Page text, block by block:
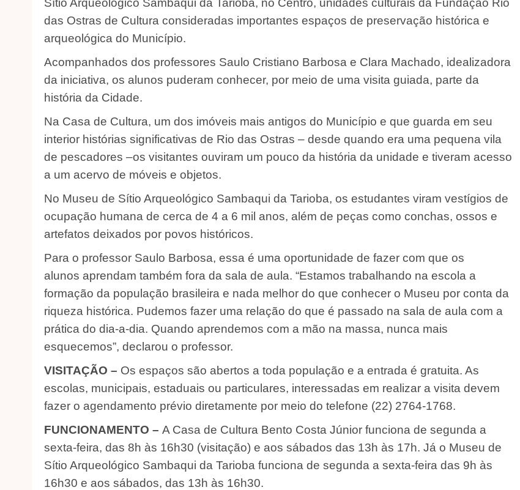
das Ostras de Cultura consideradas importantes espaços de preservação histórica e
arqueológica do Município.
Acompanhados dos professores Saulo Cristiano Barbosa e Clara Machado, idealizadora
da iniciativa, os alunos puderam conhecer, por meio de uma visita guiada, parte da
história da Cidade.
Na Casa de Cultura, um dos imóveis mais antigos do Município e que guarda em seu
interior histórias significativas de Rio das Ostras – desde quando era uma pequena vila
de pescadores –os visitantes ouviram um pouco da história da unidade e tiveram acesso
a um acervo de móveis e objetos.
No Museu de Sítio Arqueológico Sambaqui da Tarioba, os estudantes viram vestígios de
ocupação humana de cerca de 4 a 6 mil anos, além de peças como conchas, ossos e
artefatos deixados por povos históricos.
Para o professor Saulo Barbosa, essa é uma oportunidade de fazer com que os
alunos aprendam também fora da sala de aula. “Estamos trabalhando na escola a
formação da população brasileira e nada melhor do que conhecer o Museu por conta da
riqueza histórica. Pudemos fazer uma relação do que é passado na sala de aula com a
prática do dia-a-dia. Quando aprendemos com a mão na massa, nunca mais
esquecemos”, declarou o professor.
VISITAÇÃO – Os espaços são abertos a toda população e a entrada é gratuita. As
escolas, municipais, estaduais ou particulares, interessadas em realizar a visita devem
fazer o agendamento prévio diretamente por meio do telefone (22) 2764-1768.
FUNCIONAMENTO – A Casa de Cultura Bento Costa Júnior funciona de segunda a
sexta-feira, das 8h às 16h30 (visitação) e aos sábados das 13h às 17h. Já o Museu de
Sítio Arqueológico Sambaqui da Tarioba funciona de segunda a sexta-feira das 9h às
16h30 e aos sábados, das 13h às 16h30.